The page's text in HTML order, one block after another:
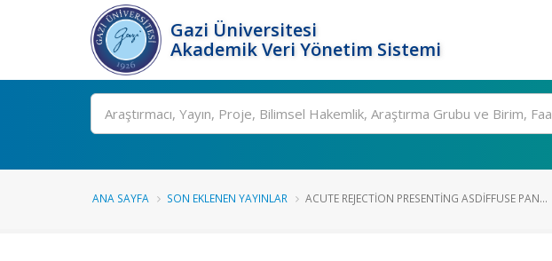
Gazi Üniversitesi
Akademik Veri Yönetim Sistemi
Ara
ANA SAYFA SON EKLENEN YAYINLAR ACUTE REJECTION PRESENTING ASDIFFUSE PAN...